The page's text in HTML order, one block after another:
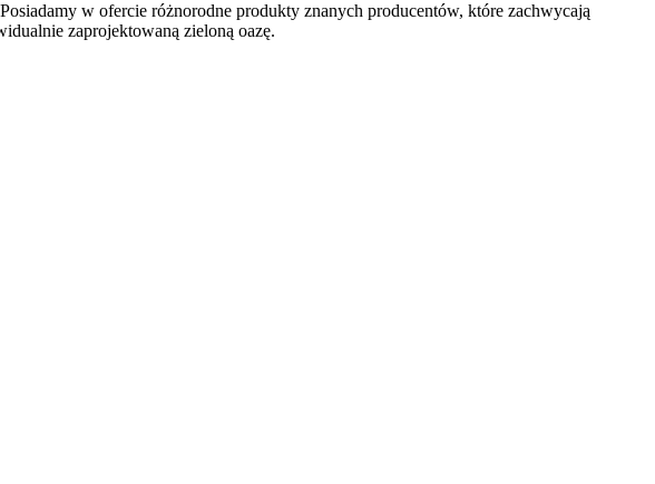
w ofercie różnorodne produkty znanych producentów, które zachwycają
zaprojektowaną zieloną oazę.